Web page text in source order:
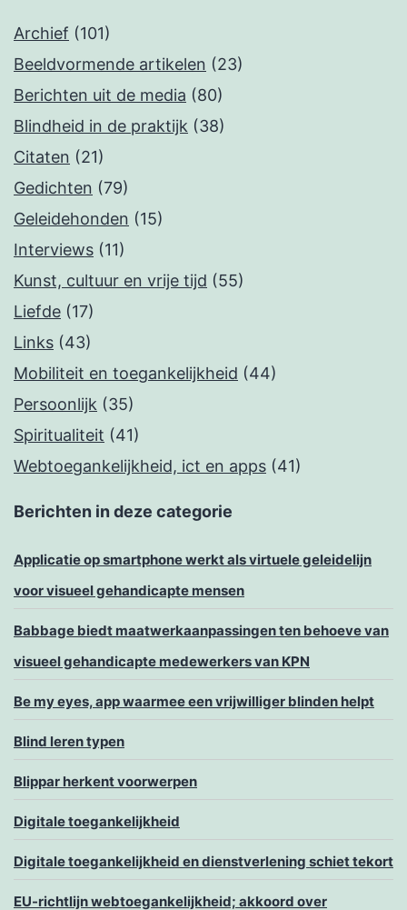
Archief (101)
Beeldvormende artikelen (23)
Berichten uit de media (80)
Blindheid in de praktijk (38)
Citaten (21)
Gedichten (79)
Geleidehonden (15)
Interviews (11)
Kunst, cultuur en vrije tijd (55)
Liefde (17)
Links (43)
Mobiliteit en toegankelijkheid (44)
Persoonlijk (35)
Spiritualiteit (41)
Webtoegankelijkheid, ict en apps (41)
Berichten in deze categorie
Applicatie op smartphone werkt als virtuele geleidelijn
voor visueel gehandicapte mensen
Babbage biedt maatwerkaanpassingen ten behoeve van
visueel gehandicapte medewerkers van KPN
Be my eyes, app waarmee een vrijwilliger blinden helpt
Blind leren typen
Blippar herkent voorwerpen
Digitale toegankelijkheid
Digitale toegankelijkheid en dienstverlening schiet tekort
EU-richtlijn webtoegankelijkheid; akkoord over